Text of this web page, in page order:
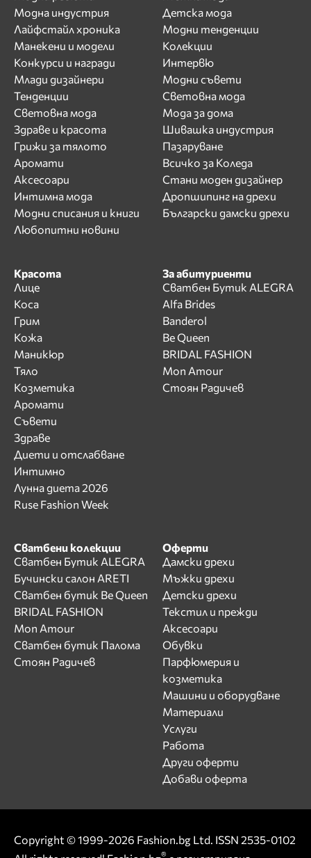
Модна индустрия
Лайфстайл хроника
Манекени и модели
Конкурси и награди
Млади дизайнери
Тенденции
Световна мода
Здраве и красота
Грижи за тялото
Аромати
Аксесоари
Интимна мода
Модни списания и книги
Любопитни новини
Детска мода
Модни тенденции
Колекции
Интервю
Модни съвети
Световна мода
Мода за дома
Шивашка индустрия
Пазаруване
Всичко за Коледа
Стани моден дизайнер
Дропшипинг на дрехи
Български дамски дрехи
Красота
Лице
Коса
Грим
Кожа
Маникюр
Тяло
Козметика
Аромати
Съвети
Здраве
Диети и отслабване
Интимно
Лунна диета 2026
Ruse Fashion Week
За абитуриенти
Сватбен Бутик ALEGRA
Alfa Brides
Banderol
Be Queen
BRIDAL FASHION
Mon Amour
Стоян Радичев
Сватбени колекции
Сватбен Бутик ALEGRA
Бучински салон ARETI
Сватбен бутик Be Queen
BRIDAL FASHION
Mon Amour
Сватбен бутик Палома
Стоян Радичев
Оферти
Дамски дрехи
Мъжки дрехи
Детски дрехи
Текстил и прежди
Аксесоари
Обувки
Парфюмерия и
козметика
Машини и оборудване
Материали
Услуги
Работа
Други оферти
Добави оферта
Copyright © 1999-2026 Fashion.bg Ltd. ISSN 2535-0102
®